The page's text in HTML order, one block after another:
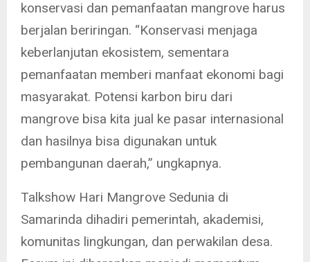
konservasi dan pemanfaatan mangrove harus
berjalan beriringan. “Konservasi menjaga
keberlanjutan ekosistem, sementara
pemanfaatan memberi manfaat ekonomi bagi
masyarakat. Potensi karbon biru dari
mangrove bisa kita jual ke pasar internasional
dan hasilnya bisa digunakan untuk
pembangunan daerah,” ungkapnya.
Talkshow Hari Mangrove Sedunia di
Samarinda dihadiri pemerintah, akademisi,
komunitas lingkungan, dan perwakilan desa.